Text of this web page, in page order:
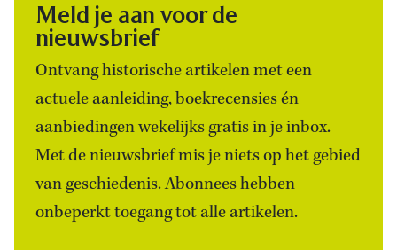
Meld je aan voor de
nieuwsbrief
Ontvang historische artikelen met een
actuele aanleiding, boekrecensies én
aanbiedingen wekelijks gratis in je inbox.
Met de nieuwsbrief mis je niets op het gebied
van geschiedenis. Abonnees hebben
onbeperkt toegang tot alle artikelen.